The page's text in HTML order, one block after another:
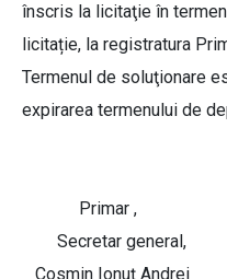
înscris la licitaţie în
licitație, la registratura
Termenul de soluţionare
expirarea termenului de
Secretar general,
Cosmin